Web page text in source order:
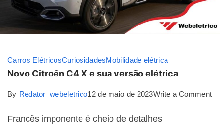
Carros ElétricosCuriosidadesMobilidade elétrica
Novo Citroën C4 X e sua versão elétrica
By Redator_webeletrico12 de maio de 2023Write a Comment
Francês imponente é cheio de detalhes